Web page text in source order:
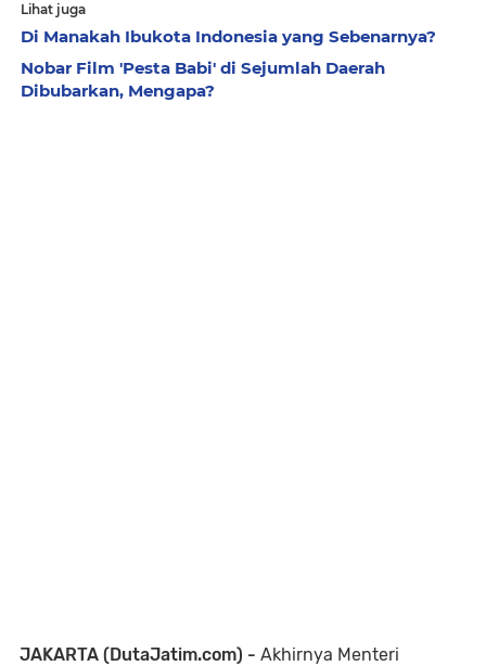
Lihat juga
Di Manakah Ibukota Indonesia yang Sebenarnya?
Nobar Film 'Pesta Babi' di Sejumlah Daerah
Dibubarkan, Mengapa?
JAKARTA (DutaJatim.com) - Akhirnya Menteri